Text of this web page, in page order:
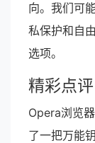
向。我们可
私保护和自
选项。
精彩点评
Opera浏览
了一把万能